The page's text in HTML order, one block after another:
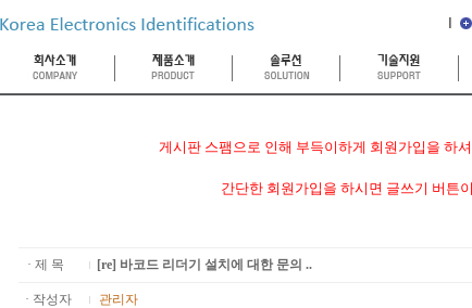
게시판 스팸으로 인해 부득이하게 회원가입을 하
간단한 회원가입을 하시면 글쓰기 버튼
· 제 목 [re] 바코드 리더기 설치에 대한 문의 ..
· 작성자 관리자